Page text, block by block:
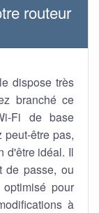
routeur
dispose très
branché ce
Fi de base
être pas,
d'être idéal. Il
de passe, ou
pour
à